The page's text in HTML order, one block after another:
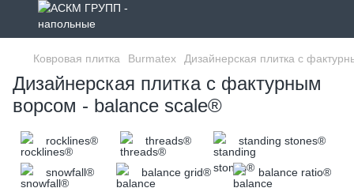
Ковровая плитка Burmatex Дизайнерская плитка с
Дизайнерская плитка с фактурным
ворсом - balance scale®
rocklines® threads® standing stones®
snowfall® balance grid® balance ratio®